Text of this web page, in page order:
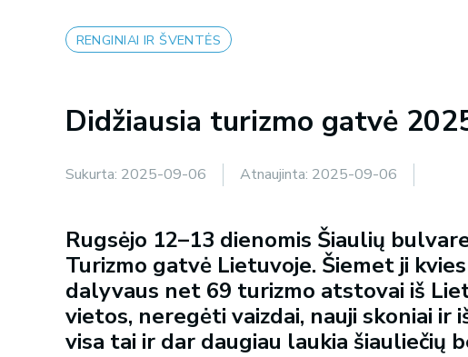
RENGINIAI IR ŠVENTĖS
Didžiausia turizmo gatvė
Sukurta: 2025-09-06 Atnaujinta: 2025-09-06
Rugsėjo 12–13 dienomis Šiaulių
Turizmo gatvė Lietuvoje. Šiemet ji
dalyvaus net 69 turizmo atstovai iš
vietos, neregėti vaizdai, nauji skoniai ir
visa tai ir dar daugiau laukia šiauliečių